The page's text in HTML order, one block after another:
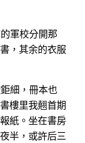
軍校分開那
，其余的衣服
細，冊本也
樓里我翹首期
紙。坐在書房
半，或許后三